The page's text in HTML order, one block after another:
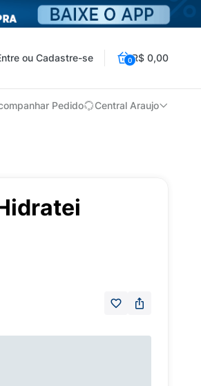
ou Cadastre-se 0R$ 0,00
Pedido Central Araujo